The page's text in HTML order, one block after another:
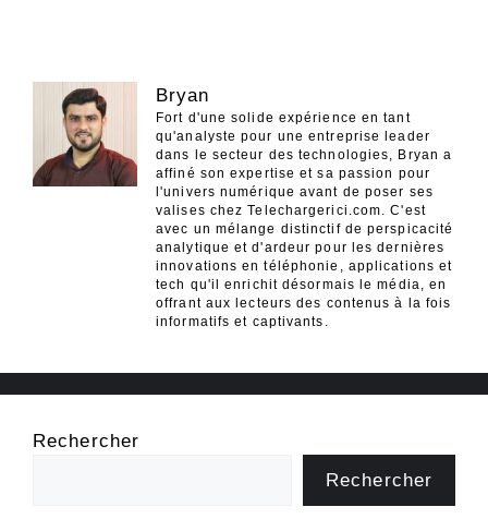
Bryan
Fort d'une solide expérience en tant
qu'analyste pour une entreprise leader
dans le secteur des technologies, Bryan a
affiné son expertise et sa passion pour
l'univers numérique avant de poser ses
valises chez Telechargerici.com. C'est
avec un mélange distinctif de perspicacité
analytique et d'ardeur pour les dernières
innovations en téléphonie, applications et
tech qu'il enrichit désormais le média, en
offrant aux lecteurs des contenus à la fois
informatifs et captivants.
Rechercher
Rechercher